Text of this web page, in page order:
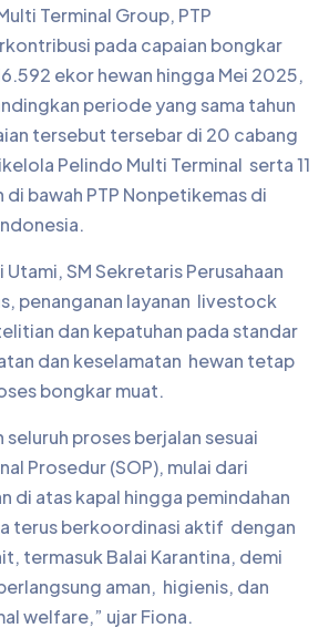
Terminal Group, PTP
pada capaian bongkar
ekor hewan hingga Mei 2025,
periode yang sama tahun
tersebut tersebar di 20 cabang
Pelindo Multi Terminal serta 11
di bawah PTP Nonpetikemas di
Utami, SM Sekretaris Perusahaan
penanganan layanan livestock
dan kepatuhan pada standar
dan keselamatan hewan tetap
bongkar muat.
seluruh proses berjalan sesuai
Prosedur (SOP), mulai dari
di atas kapal hingga pemindahan
terus berkoordinasi aktif dengan
termasuk Balai Karantina, demi
aman, higienis, dan
welfare,” ujar Fiona.